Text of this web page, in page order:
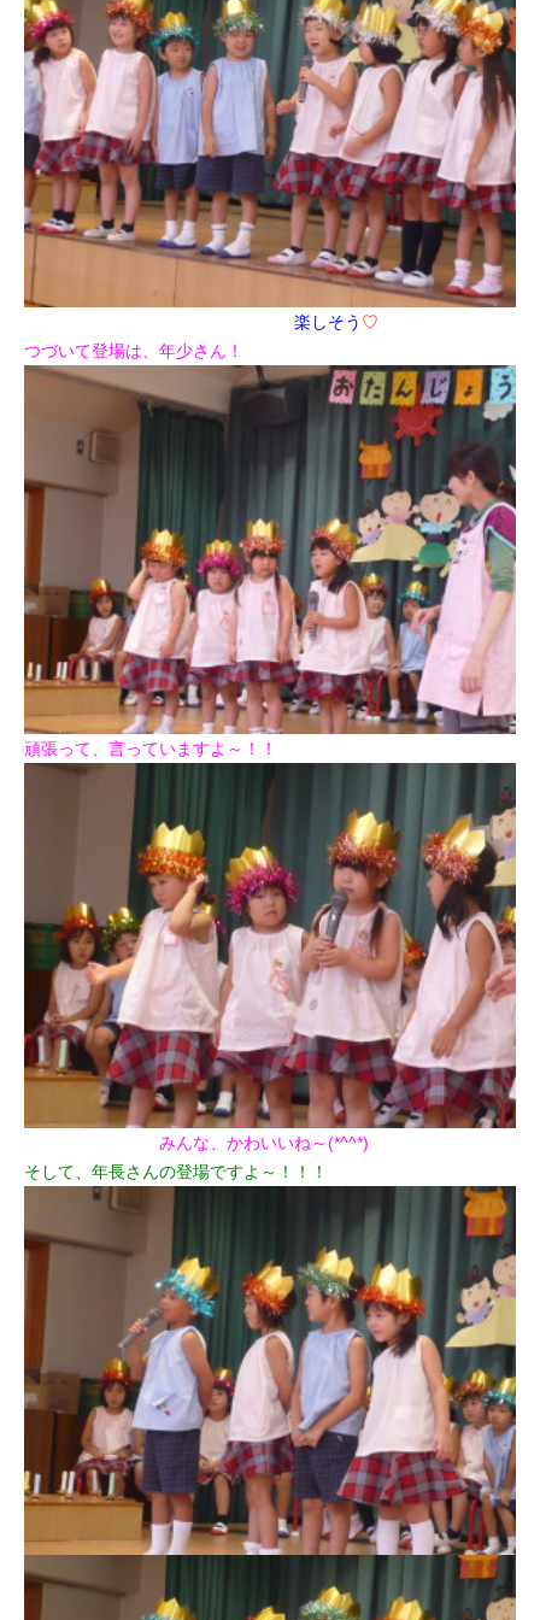
楽しそう ♡
つづいて登場は、年少さん！
頑張って、言っていますよ～！！
みんな、かわいいね～(*^^*)
そして、年長さんの登場ですよ～！！！